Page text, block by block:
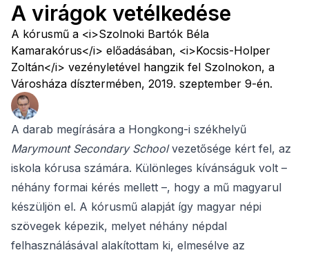
A virágok vetélkedése
A kórusmű a <i>Szolnoki Bartók Béla
Kamarakórus</i> előadásában, <i>Kocsis-Holper
Zoltán</i> vezényletével hangzik fel Szolnokon, a
Városháza dísztermében, 2019. szeptember 9-én.
A darab megírására a Hongkong-i székhelyű
Marymount Secondary Schoolvezetősége kért fel, az
iskola kórusa számára. Különleges kívánságuk volt –
néhány formai kérés mellett –, hogy a mű magyarul
készüljön el. A kórusmű alapját így magyar népi
szövegek képezik, melyet néhány népdal
felhasználásával alakítottam ki, elmesélve az